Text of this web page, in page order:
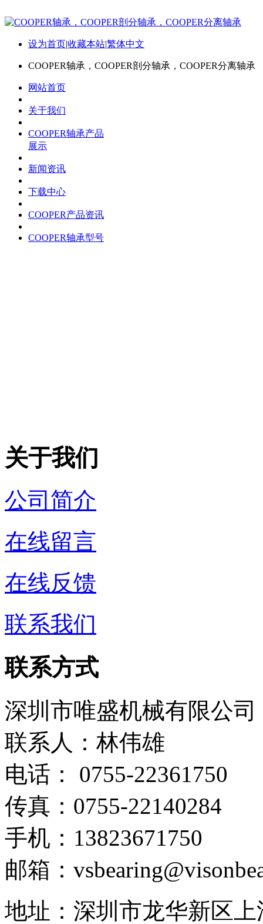
设为首页|收藏本站|繁体中文
COOPER轴承，COOPER剖分轴承，COOPER分离轴承
网站首页
关于我们
COOPER轴承产品
展示
新闻资讯
下载中心
COOPER产品资讯
COOPER轴承型号
关于我们
公司简介
在线留言
在线反馈
联系我们
联系方式
深圳市唯盛机械有限公司
联系人：林伟雄
电话： 0755-22361750
传真：0755-22140284
手机：13823671750
邮箱：
地址：深圳市龙华新区